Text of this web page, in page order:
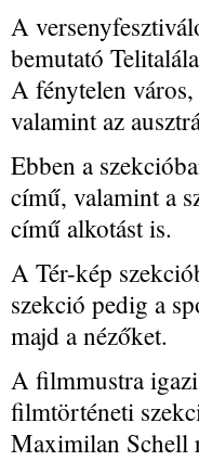
A
bemutató
A fénytelen
valamint az
Ebben a
című, valamint a
című alkotást is.
A Tér-kép
szekció pedig a
majd a nézőket.
A filmmustra
filmtörténeti
Maximilan Schell